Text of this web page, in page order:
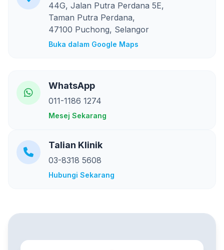
44G, Jalan Putra Perdana 5E,
Taman Putra Perdana,
47100 Puchong, Selangor
Buka dalam Google Maps
WhatsApp
011-1186 1274
Mesej Sekarang
Talian Klinik
03-8318 5608
Hubungi Sekarang